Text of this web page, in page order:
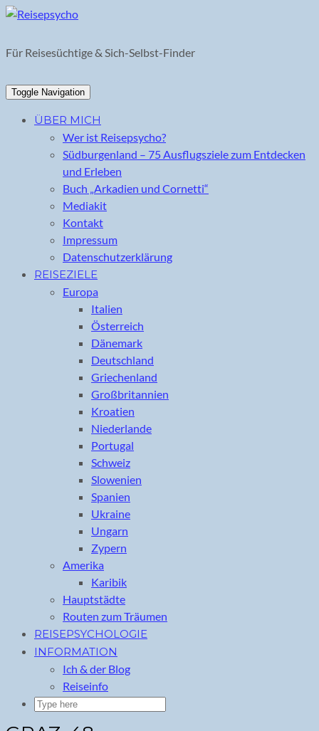
Skip
content
Für Reisesüchtige & Sich-Selbst-Finder
Toggle Navigation
ÜBER MICH
Wer ist Reisepsycho?
Südburgenland – 75 Ausflugsziele zum Entdecken
und Erleben
Buch „Arkadien und Cornetti“
Mediakit
Kontakt
Impressum
Datenschutzerklärung
REISEZIELE
Europa
Italien
Österreich
Dänemark
Deutschland
Griechenland
Großbritannien
Kroatien
Niederlande
Portugal
Schweiz
Slowenien
Spanien
Ukraine
Ungarn
Zypern
Amerika
Karibik
Hauptstädte
Routen zum Träumen
REISEPSYCHOLOGIE
INFORMATION
Ich & der Blog
Reiseinfo